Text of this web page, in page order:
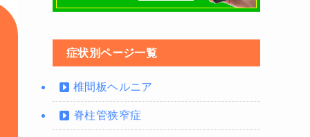
症状別ページ一覧
椎間板ヘルニア
脊柱管狭窄症